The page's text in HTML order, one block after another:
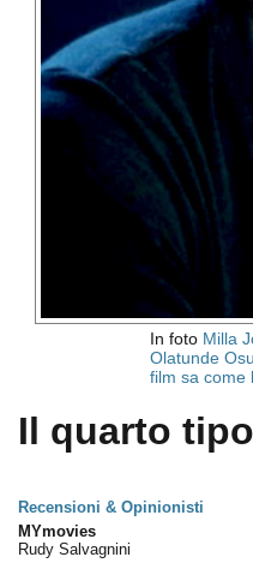
In foto Milla
Olatunde
film sa come
Il quarto
Recensioni & Opinionisti
MYmovies
Rudy Salvagnini